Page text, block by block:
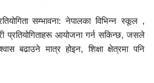
सम्भावना: नेपालका विभिन्न स्कूल ,
आयोजना गर्न सकिन्छ, जसले
बढाउने मात्र होइन, शिक्षा क्षेत्रमा पनि